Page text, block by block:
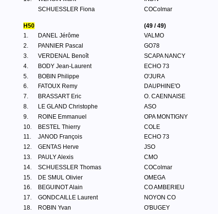
SCHUESSLER Fiona
COColmar
H50
(49 / 49)
1.
DANEL Jérôme
VALMO
2.
PANNIER Pascal
GO78
3.
VERDENAL Benoît
SCAPA NANCY
4.
BODY Jean-Laurent
ECHO 73
5.
BOBIN Philippe
O'JURA
6.
FATOUX Remy
DAUPHINE'O
7.
BRASSART Eric
O. CAENNAISE
8.
LE GLAND Christophe
ASO
9.
ROINE Emmanuel
OPA MONTIGNY
10.
BESTEL Thierry
COLE
11.
JANOD François
ECHO 73
12.
GENTAS Herve
JSO
13.
PAULY Alexis
CMO
14.
SCHUESSLER Thomas
COColmar
15.
DE SMUL Olivier
OMEGA
16.
BEGUINOT Alain
CO AMBERIEU
17.
GONDCAILLE Laurent
NOYON CO
18.
ROBIN Yvan
O'BUGEY